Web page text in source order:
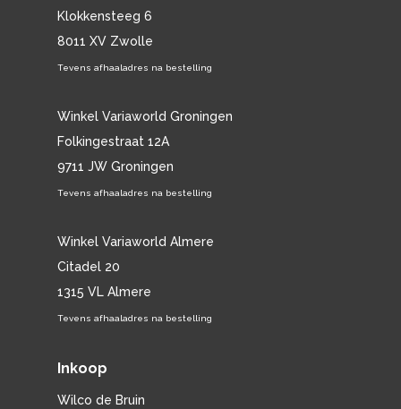
Klokkensteeg 6
8011 XV Zwolle
Tevens afhaaladres na bestelling
Winkel Variaworld Groningen
Folkingestraat 12A
9711 JW Groningen
Tevens afhaaladres na bestelling
Winkel Variaworld Almere
Citadel 20
1315 VL Almere
Tevens afhaaladres na bestelling
Inkoop
Wilco de Bruin